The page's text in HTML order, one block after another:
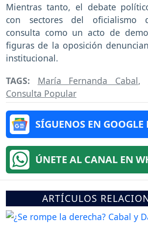
Mientras tanto, el debate
con sectores del oficialismo
consulta como un acto de
figuras de la oposición
institucional.
TAGS: María Fernanda Cabal,
Consulta Popular
SÍGUENOS EN GOOGLE
ÚNETE AL CANAL EN
ARTÍCULOS